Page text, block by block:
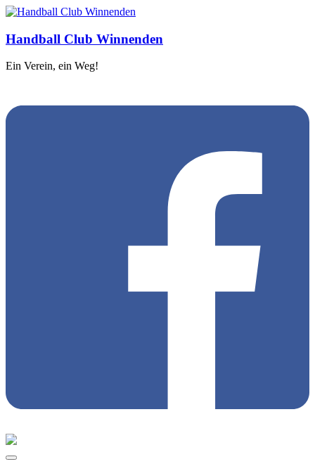
Handball Club Winnenden
Ein Verein, ein Weg!